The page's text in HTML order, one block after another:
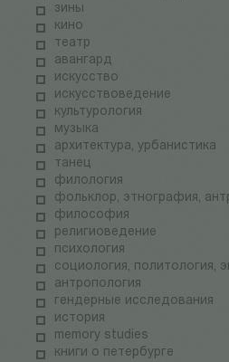
зины
кино
театр
авангард
искусство
искусствоведение
культурология
музыка
архитектура, урбанистика
танец
филология
фольклор, этнография,
философия
религиоведение
психология
социология, политология,
антропология
гендерные исследования
история
memory studies
книги о петербурге